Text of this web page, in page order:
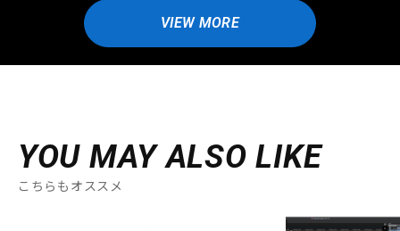
VIEW MORE
YOU MAY ALSO LIKE
こちらもオススメ